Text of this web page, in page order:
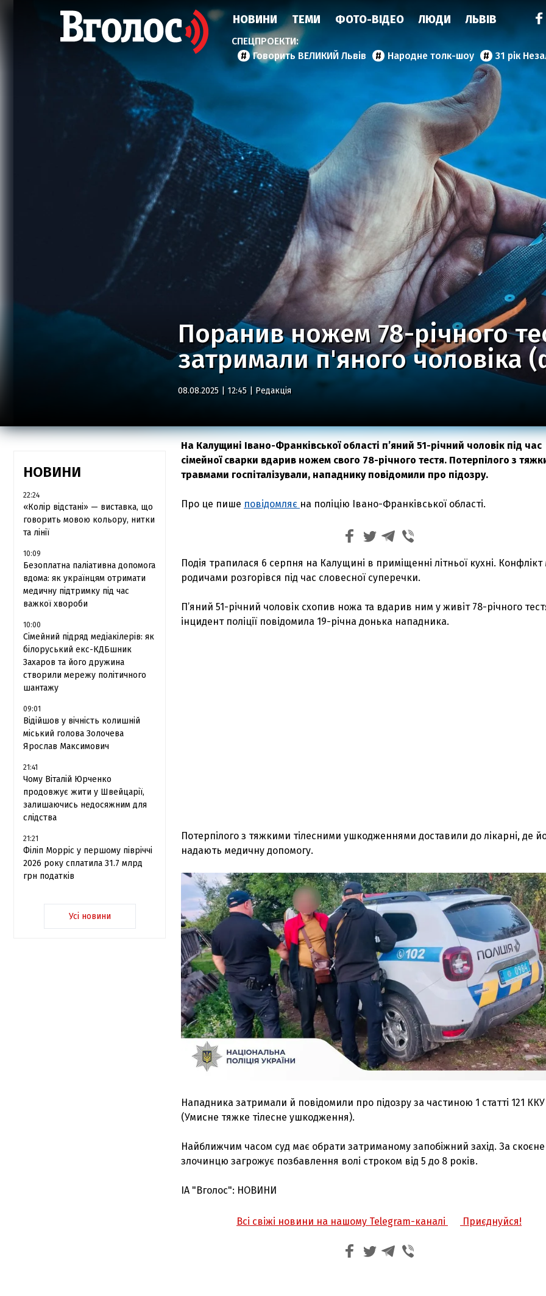
НОВИНИ ТЕМИ ФОТО-ВІДЕО ЛЮДИ ЛЬВІВ
Говорить ВЕЛИКИЙ Львів Народне толк-шоу 31 рік
Поранив ножем 78-річного
затримали п'яного чоловіка
08.08.2025 | 12:45 | Редакція
НОВИНИ
22:24
«Колір відстані» — виставка, що
говорить мовою кольору, нитки
та лінії
10:09
Безоплатна паліативна допомога
вдома: як українцям отримати
медичну підтримку під час
важкої хвороби
10:00
Сімейний підряд медіакілерів: як
білоруський екс-КДБшник
Захаров та його дружина
створили мережу політичного
шантажу
09:01
Відійшов у вічність колишній
міський голова Золочева
Ярослав Максимович
21:41
Чому Віталій Юрченко
продовжує жити у Швейцарії,
залишаючись недосяжним для
слідства
21:21
Філіп Морріс у першому півріччі
2026 року сплатила 31.7 млрд
грн податків
Усі новини
На Калущині Івано-Франківської області п’яний 51-річний чоловік під час
сімейної сварки вдарив ножем свого 78-річного тестя. Потерпілого з
травмами госпіталізували, нападнику повідомили про підозру.
Про це пише повідомляє на поліцію Івано-Франківської області.
Подія трапилася 6 серпня на Калущині в приміщенні літньої кухні. Конфлікт
родичами розгорівся під час словесної суперечки.
П’яний 51-річний чоловік схопив ножа та вдарив ним у живіт 78-річного
інцидент поліції повідомила 19-річна донька нападника.
Потерпілого з тяжкими тілесними ушкодженнями доставили до лікарні, де
надають медичну допомогу.
Нападника затримали й повідомили про підозру за частиною 1 статті 121 ККУ
(Умисне тяжке тілесне ушкодження).
Найближчим часом суд має обрати затриманому запобіжний захід. За скоєне
злочинцю загрожує позбавлення волі строком від 5 до 8 років.
ІА "Вголос": НОВИНИ
Всі свіжі новини на нашому Telegram-каналі Приєднуйся!